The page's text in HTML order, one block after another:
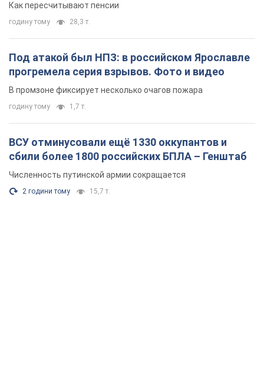
Как пересчитывают пенсии
годину тому 28,3 т.
Под атакой был НПЗ: в российском Ярославле
прогремела серия взрывов. Фото и видео
В промзоне фиксирует несколько очагов пожара
годину тому 1,7 т.
ВСУ отминусовали ещё 1330 оккупантов и
сбили более 1800 российских БПЛА – Генштаб
Численность путинской армии сокращается
2 години тому 15,7 т.